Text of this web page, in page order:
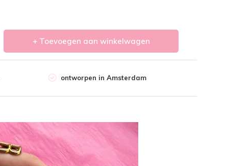
+ Toevoegen aan winkelwagen
ontworpen in Amsterdam